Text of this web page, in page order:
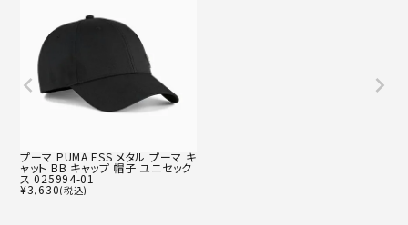
プーマ PUMA ESS メタル プーマ キ
ャット BB キャップ 帽子 ユニセック
ス 025994-01
¥3,630(税込)